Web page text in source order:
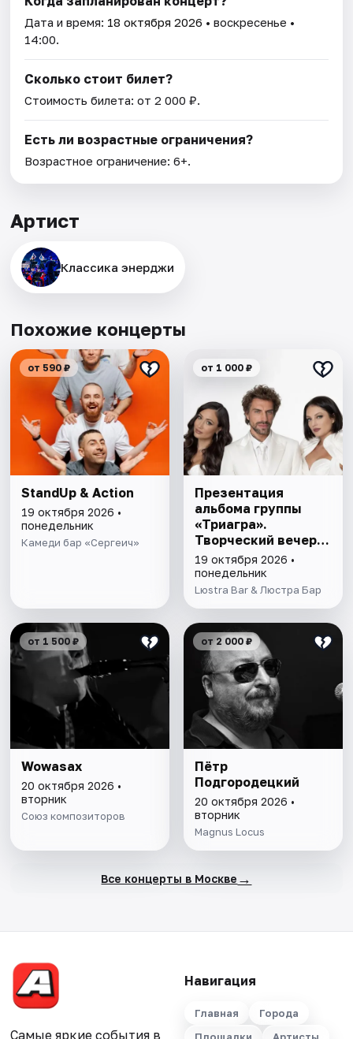
Дата и время: 18 октября 2026 • воскресенье •
14:00.
Сколько стоит билет?
Стоимость билета: от 2 000 ₽.
Есть ли возрастные ограничения?
Возрастное ограничение: 6+.
Артист
Классика энерджи
Похожие концерты
от 590 ₽
StandUp & Action
19 октября 2026 •
понедельник
Камеди бар «Сергеич»
от 1 000 ₽
Презентация
альбома группы
«Триагра».
Творческий вечер в
кругу друзей.
19 октября 2026 •
понедельник
Lюstra Bar & Люстра Бар
от 1 500 ₽
Wowasax
20 октября 2026 •
вторник
Союз композиторов
от 2 000 ₽
Пётр
Подгородецкий
20 октября 2026 •
вторник
Magnus Locus
Все концерты в Москве →
Самые яркие события в
Навигация
Главная
Города